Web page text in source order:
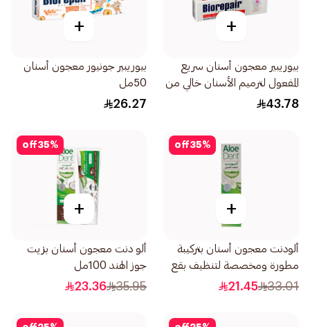
+
بيوريبير معجون أسنان سريع
المفعول لترميم الأسنان خالي من
الفلورايد 75مل
43.78
+
بيوريبير جونيور معجون أسنان
50مل
26.27
35%
off
+
ألودنت معجون أسنان بتركيبة
مطورة ومخصصة لتنظيف بقع
المدخنين وإنعاش الفم 100مل
33.01
21.45
35%
off
+
ألو دنت معجون أسنان بزيت
جوز الهند 100مل
35.95
23.36